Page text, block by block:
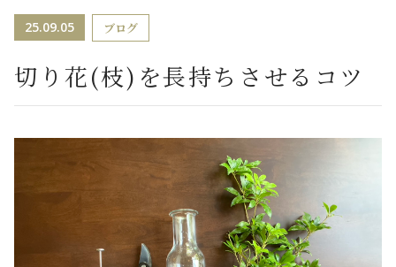
カテゴリーから選ぶ
シリーズから選ぶ
価格から探す
私たちについて
25.09.05 ブログ
切り花(枝)を長持ちさせるコツ